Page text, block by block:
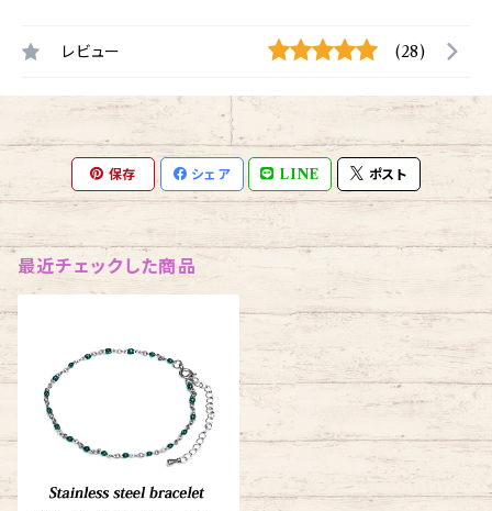
レビュー (28)
保存 シェア LINE ポスト
最近チェックした商品